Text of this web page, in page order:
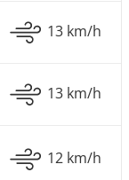
13 km/h
13 km/h
12 km/h